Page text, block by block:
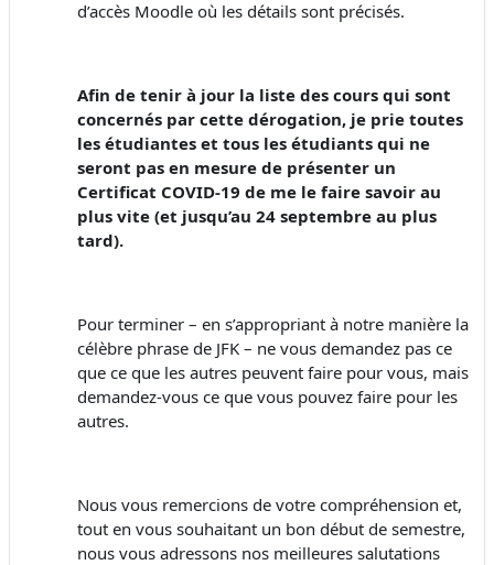
d’accès Moodle où les détails sont précisés.
Afin de tenir à jour la liste des cours qui sont
concernés par cette dérogation, je prie toutes
les étudiantes et tous les étudiants qui ne
seront pas en mesure de présenter un
Certificat COVID-19 de me le faire savoir au
plus vite (et jusqu’au 24 septembre au plus
tard).
Pour terminer – en s’appropriant à notre manière la
célèbre phrase de JFK – ne vous demandez pas ce
que ce que les autres peuvent faire pour vous, mais
demandez-vous ce que vous pouvez faire pour les
autres.
Nous vous remercions de votre compréhension et,
tout en vous souhaitant un bon début de semestre,
nous vous adressons nos meilleures salutations